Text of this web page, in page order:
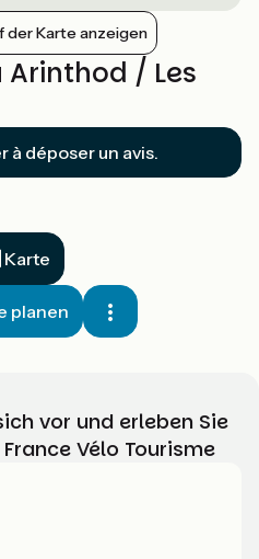
der Karte anzeigen
Arinthod / Les
à déposer un avis.
Karte
planen
vor und erleben Sie
Vélo Tourisme